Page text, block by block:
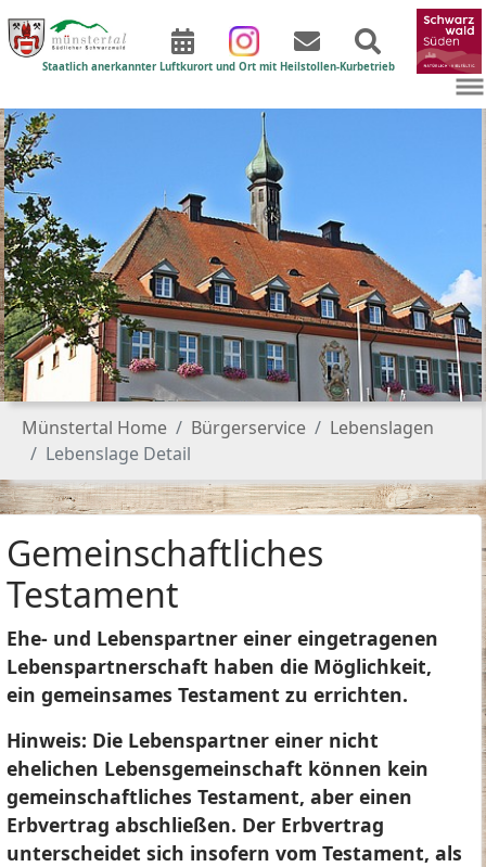
Staatlich anerkannter Luftkurort und Ort mit Heilstollen-Kurbetrieb
Sie sind hier:
Münstertal Home Bürgerservice
Lebenslagen
Lebenslage Detail
Gemeinschaftliches
Testament
Ehe- und Lebenspartner einer eingetragenen
Lebenspartnerschaft haben die Möglichkeit,
ein gemeinsames Testament zu errichten.
Hinweis: Die Lebenspartner einer nicht
ehelichen Lebensgemeinschaft können kein
gemeinschaftliches Testament, aber einen
Erbvertrag abschließen. Der Erbvertrag
unterscheidet sich insofern vom Testament, als